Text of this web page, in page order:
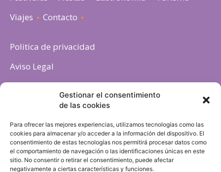
Gestionar el consentimiento
de las cookies
Para ofrecer las mejores experiencias, utilizamos tecnologías como las
cookies para almacenar y/o acceder a la información del dispositivo. El
consentimiento de estas tecnologías nos permitirá procesar datos como
el comportamiento de navegación o las identificaciones únicas en este
sitio. No consentir o retirar el consentimiento, puede afectar
negativamente a ciertas características y funciones.
Viajes
Contacto
Politica de privacidad
Aviso Legal
Política de cookies